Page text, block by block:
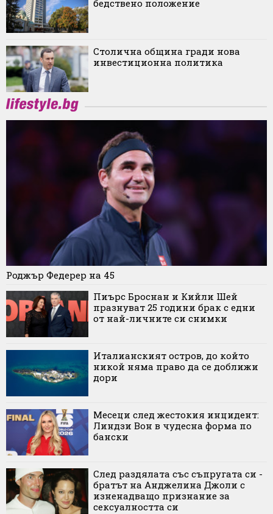
бедствено положение
Столична община гради нова
инвестиционна политика
Роджър Федерер на 45
Пиърс Броснан и Кийли Шей
празнуват 25 години брак с едни
от най-личните си снимки
Италианският остров, до който
никой няма право да се доближи
дори
Месеци след жестокия инцидент:
Линдзи Вон в чудесна форма по
бански
След раздялата със съпругата си -
братът на Анджелина Джоли с
изненадващо признание за
сексуалността си